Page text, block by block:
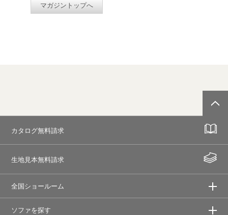
マガジントップへ
カタログ無料請求
生地見本無料請求
全国ショールーム
ソファを探す